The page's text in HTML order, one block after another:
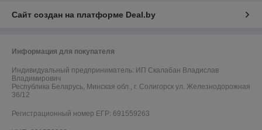
Сайт создан на платформе Deal.by
Информация для покупателя
Индивидуальный предприниматель: ИП Скалабан Владислав
Владимирович
Республика Беларусь, Минская обл., г. Солигорск ул. Железнодорожная
36/12
Регистрационный номер ЕГР: 691559263